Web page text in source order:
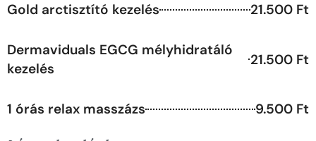
Gold arctisztító kezelés 21.500 Ft
Dermaviduals EGCG mélyhidratáló
kezelés
21.500 Ft
1 órás relax masszázs 9.500 Ft